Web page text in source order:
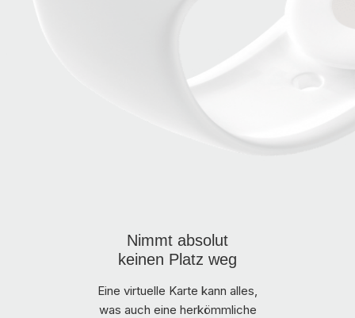
Nimmt absolut
keinen Platz weg
Eine virtuelle Karte kann alles,
was auch eine herkömmliche